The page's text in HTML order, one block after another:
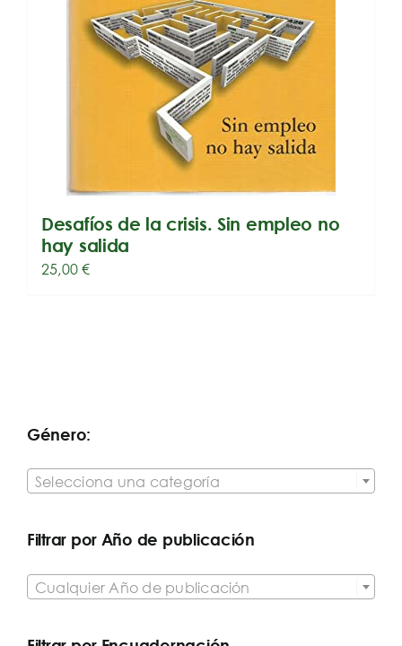
Desafíos de la crisis. Sin empleo no
hay salida
25,00€
Género:
Selecciona una categoría
Filtrar por Año de publicación
Cualquier Año de publicación